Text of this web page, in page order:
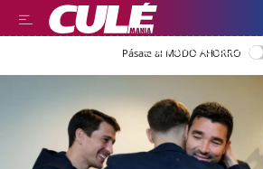
LEER EN CASTELLANO
Pásate al MODO AHORRO